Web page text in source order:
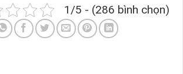
1/5 - (286 bình chọn)